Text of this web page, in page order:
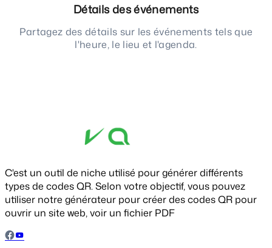
Détails des événements
Partagez des détails sur les événements tels que
l'heure, le lieu et l'agenda.
C'est un outil de niche utilisé pour générer différents
types de codes QR. Selon votre objectif, vous pouvez
utiliser notre générateur pour créer des codes QR pour
ouvrir un site web, voir un fichier PDF